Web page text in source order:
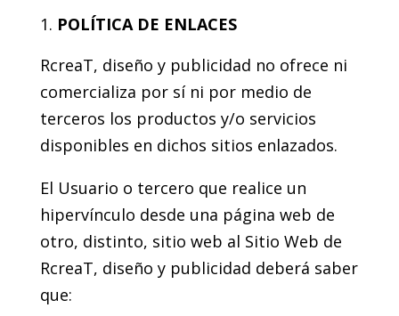
POLÍTICA DE ENLACES
RcreaT, diseño y publicidad no ofrece ni
comercializa por sí ni por medio de
terceros los productos y/o servicios
disponibles en dichos sitios enlazados.
El Usuario o tercero que realice un
hipervínculo desde una página web de
otro, distinto, sitio web al Sitio Web de
RcreaT, diseño y publicidad deberá saber
que: